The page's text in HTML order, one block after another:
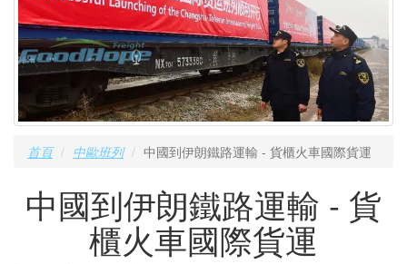
首頁 中歐班列 中國到伊朗鐵路運輸 - 貨櫃火車國際貨運
中國到伊朗鐵路運輸 - 貨
櫃火車國際貨運